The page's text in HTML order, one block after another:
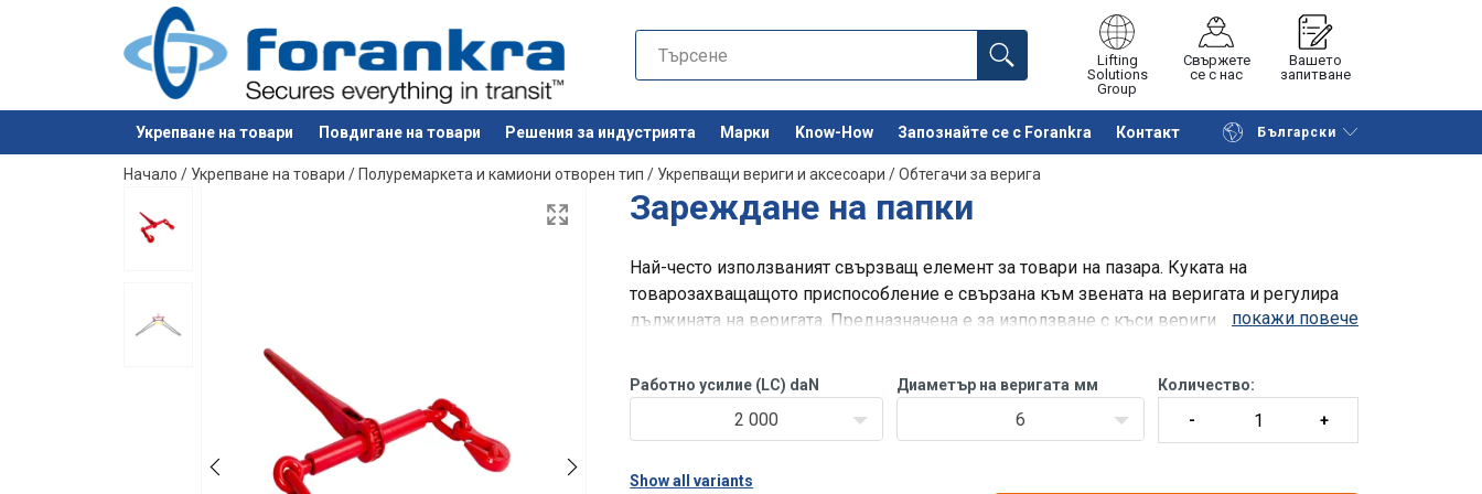
Lifting
Solutions
Group
Свържете
се с нас
Вашето
запитване
Укрепване на товари Повдигане на товари Решения за индустрията Марки Know-How Запознайте се с Forankra Контакт Български
е добавен към вашето запитване Останете на страницата Поискайте оферта
Начало / Укрепване на товари / Полуремаркета и камиони отворен тип / Укрепващи вериги и аксесоари /Обтегачи за верига
Зареждане на папки
Най-често използваният свързващ елемент за товари на пазара. Куката на
товарозахващащото приспособление е свързана към звената на веригата и регулира
дължината на веригата. Предназначена е за използване с къси вериги с минимално
покажи повече
Работно усилие (LC) daN
2 000
Диаметър на веригата мм
6
Количество:
Show all variants
Стандарт: